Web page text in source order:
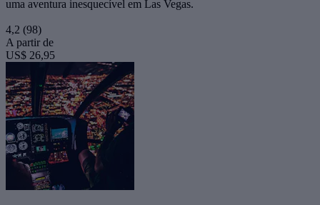
uma aventura inesquecível em Las Vegas.
4,2 (98)
A partir de
US$ 26,95